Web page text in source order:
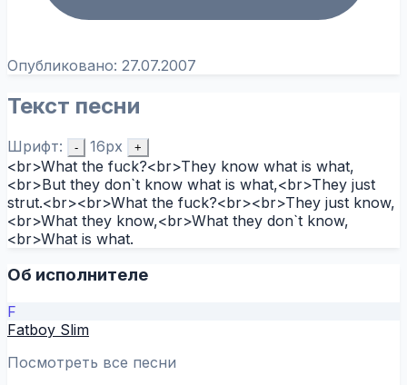
Опубликовано: 27.07.2007
Текст песни
Шрифт: - 16px +
<br>What the fuck?<br>They know what is what,
<br>But they don`t know what is what,<br>They just
strut.<br><br>What the fuck?<br><br>They just know,
<br>What they know,<br>What they don`t know,
<br>What is what.
Об исполнителе
F
Fatboy Slim
Посмотреть все песни